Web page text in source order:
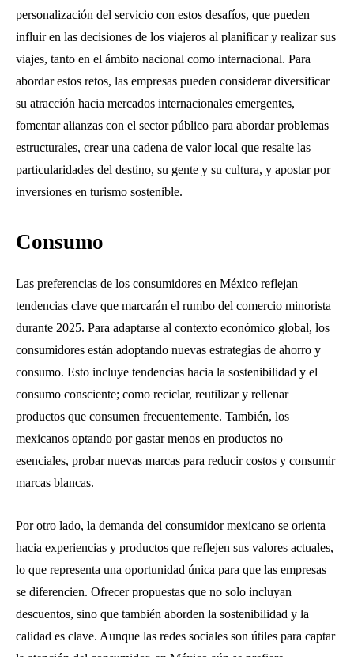
personalización del servicio con estos desafíos, que pueden
influir en las decisiones de los viajeros al planificar y realizar sus
viajes, tanto en el ámbito nacional como internacional. Para
abordar estos retos, las empresas pueden considerar diversificar
su atracción hacia mercados internacionales emergentes,
fomentar alianzas con el sector público para abordar problemas
estructurales, crear una cadena de valor local que resalte las
particularidades del destino, su gente y su cultura, y apostar por
inversiones en turismo sostenible.
Consumo
Las preferencias de los consumidores en México reflejan
tendencias clave que marcarán el rumbo del comercio minorista
durante 2025. Para adaptarse al contexto económico global, los
consumidores están adoptando nuevas estrategias de ahorro y
consumo. Esto incluye tendencias hacia la sostenibilidad y el
consumo consciente; como reciclar, reutilizar y rellenar
productos que consumen frecuentemente. También, los
mexicanos optando por gastar menos en productos no
esenciales, probar nuevas marcas para reducir costos y consumir
marcas blancas.
Por otro lado, la demanda del consumidor mexicano se orienta
hacia experiencias y productos que reflejen sus valores actuales,
lo que representa una oportunidad única para que las empresas
se diferencien. Ofrecer propuestas que no solo incluyan
descuentos, sino que también aborden la sostenibilidad y la
calidad es clave. Aunque las redes sociales son útiles para captar